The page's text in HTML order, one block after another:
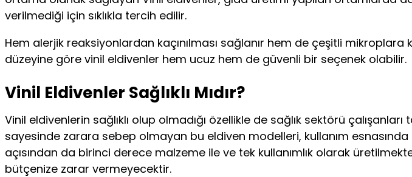
verilmediği için sıklıkla tercih edilir.
Hem alerjik reaksiyonlardan kaçınılması sağlanır hem de çeşitli mikroplara
düzeyine göre vinil eldivenler hem ucuz hem de güvenli bir seçenek olabilir.
Vinil Eldivenler Sağlıklı Mıdır?
Vinil eldivenlerin sağlıklı olup olmadığı özellikle de sağlık sektörü
sayesinde zarara sebep olmayan bu eldiven modelleri, kullanım
açısından da birinci derece malzeme ile ve tek kullanımlık olarak
bütçenize zarar vermeyecektir.